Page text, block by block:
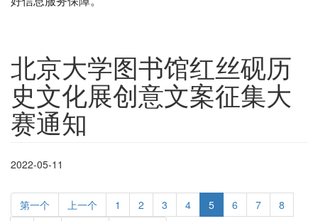
北京大学图书馆红丝砚历
史文化展创意文案征集大
赛通知
2022-05-11
第一个 上一个 1 2 3 4 5 6 7
8